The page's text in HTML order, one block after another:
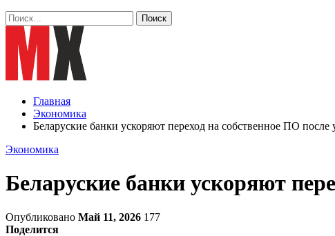
Главная
Экономика
Беларуские банки ускоряют переход на собственное ПО
Экономика
Беларуские банки ускоряют
Опубликовано Май 11, 2026 177
Поделится